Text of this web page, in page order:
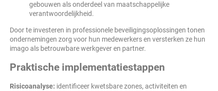
gebouwen als onderdeel van maatschappelijke
verantwoordelijkheid.
Door te investeren in professionele beveiligingsoplossingen tonen
ondernemingen zorg voor hun medewerkers en versterken ze hun
imago als betrouwbare werkgever en partner.
Praktische implementatiestappen
Risicoanalyse: identificeer kwetsbare zones, activiteiten en